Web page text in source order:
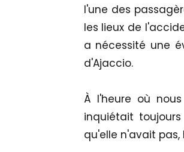
l'une des
les lieux de
a nécessité une
d'Ajaccio.
À l'heure où
inquiétait
qu'elle n'avait pas,